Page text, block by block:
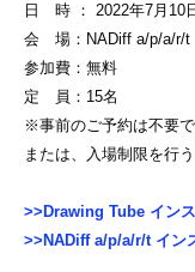
日 時 ： 2022年7月10
会 場：NADiff a/p/a/r/t
参加費：無料
定 員：15名
※事前のご予約は不要
または、入場制限を行
>>Drawing Tube イン
>>NADiff a/p/a/r/t イン